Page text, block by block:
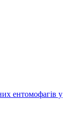
ентомофагів у